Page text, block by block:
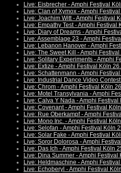
Live: Eisbrecher - Amphi Festival
Live: Clan of Xymox - Amphi
Live: Joachim Witt - Amphi Festival
Live: Empathy Test - Amphi Festival
Live: Diary of Dreams - Amphi
Live: Assemblage 23 - Amphi
Live: Lebanon Hanover - Amphi
Live: The Sweet Kill - Amphi
Live: Solitary Experiments - Amphi
Live: Extize - Amphi Festival Köln
Live: Schattenmann - Amphi
Live: Industrial Dance Video
Live: Chrom - Amphi Festival Köln
Live: Motel Transylvania - Amphi
Live: Calva Y Nada - Amphi Festival
Live: Covenant - Amphi Festival
Live: Rue Oberkampf - Amphi
Live: Mono Inc. - Amphi Festival
Live: Selofan - Amphi Festival Köln
Live: Solar Fake - Amphi Festival
Live: Soror Dolorosa - Amphi
Live: Das Ich - Amphi Festival Köln
Live: Dina Summer - Amphi Festival
Live: Heldmaschine - Amphi
Live: Echoberyl - Amphi Festival